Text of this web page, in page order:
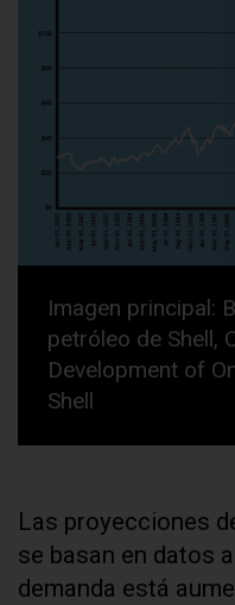
Imagen principal:
petróleo de Shell,
Development of
Shell
Las proyecciones
se basan en datos
demanda está